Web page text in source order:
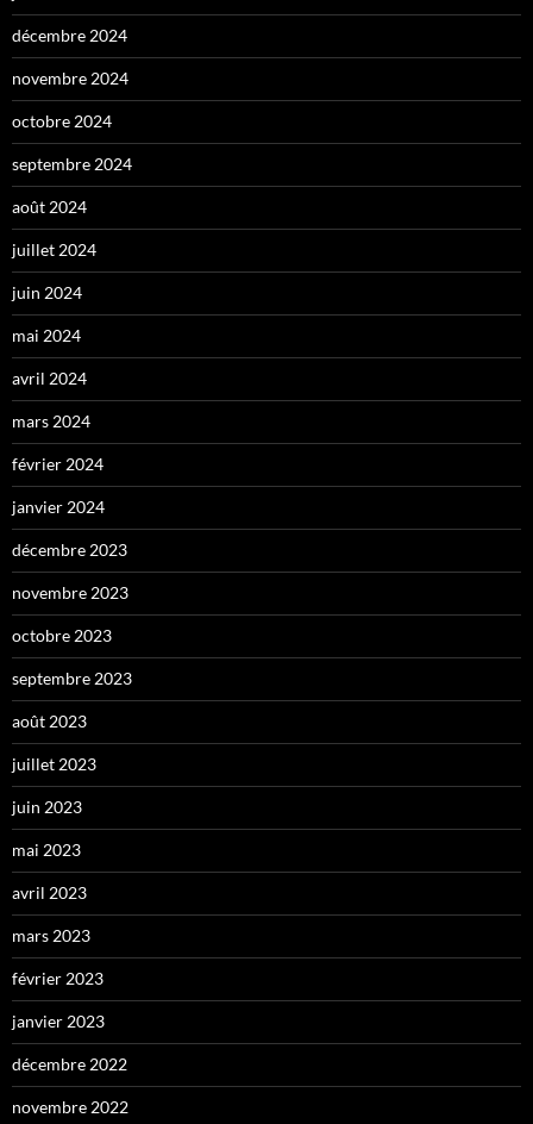
décembre 2024
novembre 2024
octobre 2024
septembre 2024
août 2024
juillet 2024
juin 2024
mai 2024
avril 2024
mars 2024
février 2024
janvier 2024
décembre 2023
novembre 2023
octobre 2023
septembre 2023
août 2023
juillet 2023
juin 2023
mai 2023
avril 2023
mars 2023
février 2023
janvier 2023
décembre 2022
novembre 2022